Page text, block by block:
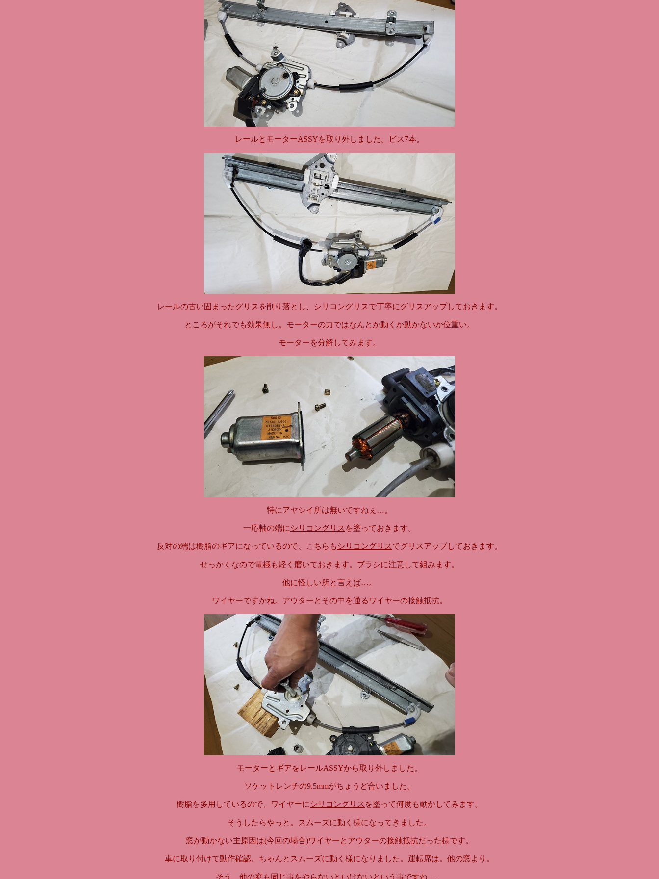
レールとモーターASSYを取り外しました。ビス7本。
レールの古い固まったグリスを削り落とし、 シリコングリス で丁寧にグリスアップしておきます。
ところがそれでも効果無し。モーターの力ではなんとか動くか動かないか位重い。
モーターを分解してみます。
特にアヤシイ所は無いですねぇ…。
一応軸の端に シリコングリス を塗っておきます。
反対の端は樹脂のギアになっているので、こちらも シリコングリス でグリスアップしておきます。
せっかくなので電極も軽く磨いておきます。ブラシに注意して組みます。
他に怪しい所と言えば…。
ワイヤーですかね。アウターとその中を通るワイヤーの接触抵抗。
モーターとギアをレールASSYから取り外しました。
ソケットレンチの9.5mmがちょうど合いました。
樹脂を多用しているので、ワイヤーに シリコングリス を塗って何度も動かしてみます。
そうしたらやっと。スムーズに動く様になってきました。
窓が動かない主原因は(今回の場合)ワイヤーとアウターの接触抵抗だった様です。
車に取り付けて動作確認。ちゃんとスムーズに動く様になりました。運転席は。他の窓より。
そう、他の窓も同じ事をやらないといけないという事ですね…。